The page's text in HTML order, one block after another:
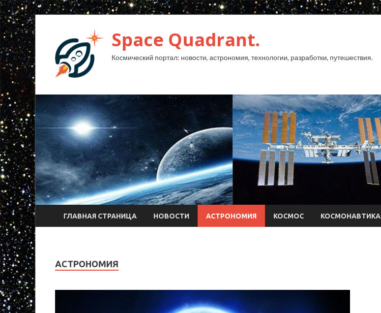
Space Quadrant.
Космический портал: новости, астрономия, технологии, разработки, путешествия.
ГЛАВНАЯ СТРАНИЦА НОВОСТИ АСТРОНОМИЯ КОСМОС КОСМОНАВТИКА
АСТРОНОМИЯ